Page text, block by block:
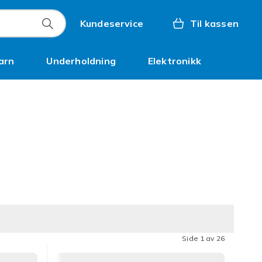
Kundeservice Til kassen
Underholdning Elektronikk
Side 1 av 26